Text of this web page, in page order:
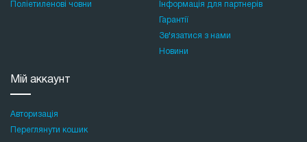
Поліетиленові човни Інформація для партнерів
Гарантії
Зв'язатися з нами
Новини
Мій аккаунт
Авторизація
Переглянути кошик